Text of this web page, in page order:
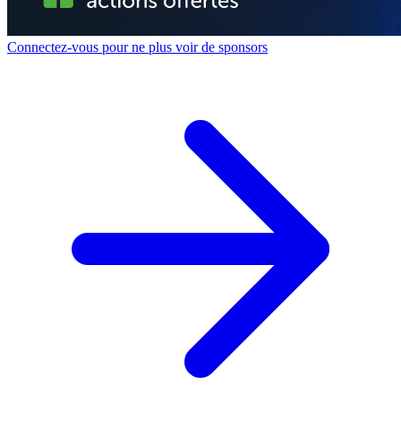
Connectez-vous pour ne plus voir de sponsors